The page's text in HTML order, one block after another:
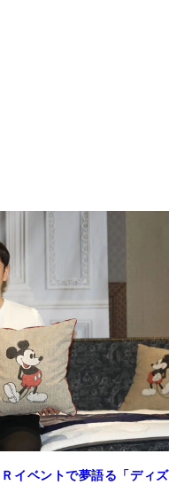
イベントで夢語る「ディズ